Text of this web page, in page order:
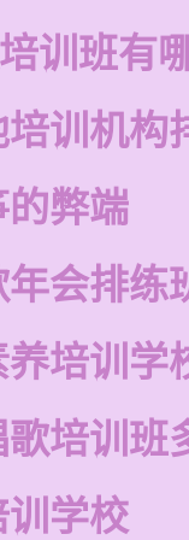
训班有
训机构
弊端
会排练
培训学
培训班
学校